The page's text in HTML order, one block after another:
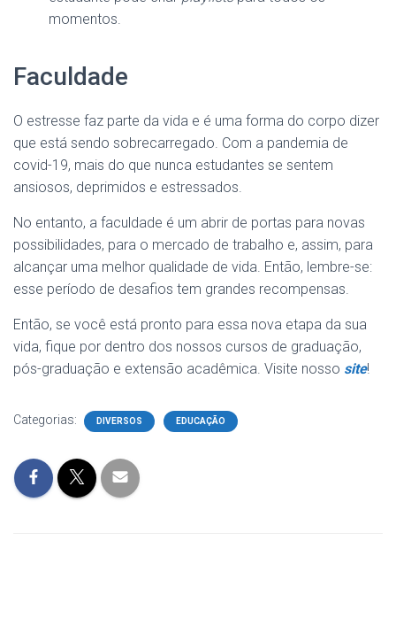
momentos.
Faculdade
O estresse faz parte da vida e é uma forma do corpo dizer
que está sendo sobrecarregado. Com a pandemia de
covid-19, mais do que nunca estudantes se sentem
ansiosos, deprimidos e estressados.
No entanto, a faculdade é um abrir de portas para novas
possibilidades, para o mercado de trabalho e, assim, para
alcançar uma melhor qualidade de vida. Então, lembre-se:
esse período de desafios tem grandes recompensas.
Então, se você está pronto para essa nova etapa da sua
vida, fique por dentro dos nossos cursos de graduação,
pós-graduação e extensão acadêmica. Visite nosso site!
Categorias: DIVERSOS EDUCAÇÃO